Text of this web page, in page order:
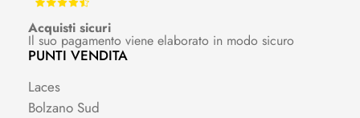
Acquisti sicuri
Il suo pagamento viene elaborato in modo sicuro
PUNTI VENDITA
Laces
Bolzano Sud